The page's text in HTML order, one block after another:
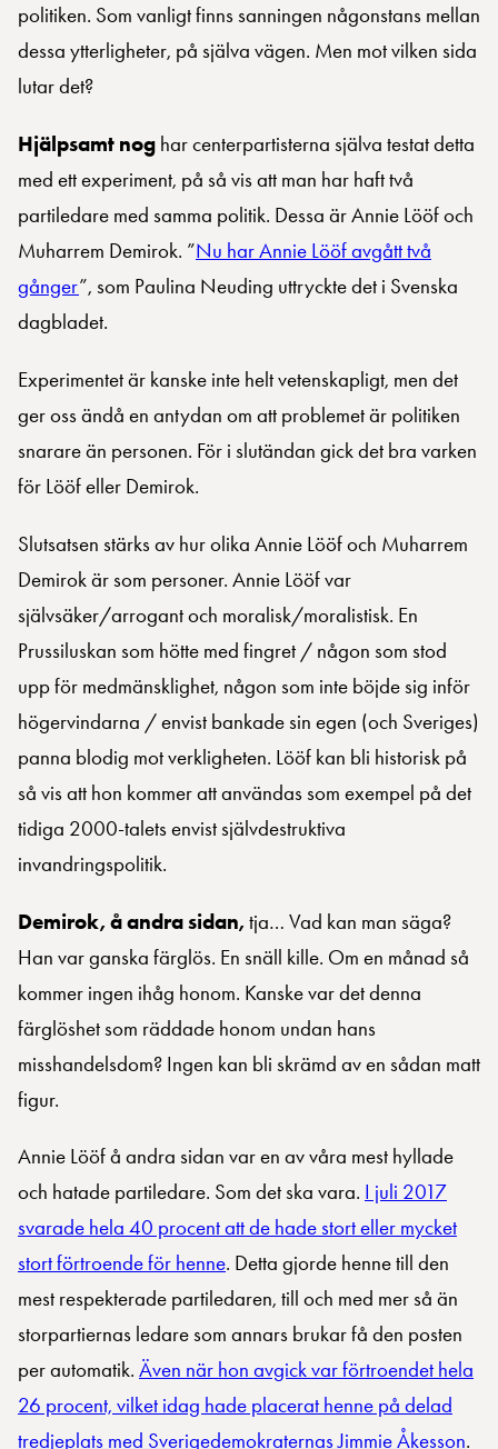
politiken. Som vanligt finns sanningen någonstans mellan
dessa ytterligheter, på själva vägen. Men mot vilken sida
lutar det?
Hjälpsamt nog har centerpartisterna själva testat detta
med ett experiment, på så vis att man har haft två
partiledare med samma politik. Dessa är Annie Lööf och
Muharrem Demirok. ”Nu har Annie Lööf avgått två
gånger”, som Paulina Neuding uttryckte det i Svenska
dagbladet.
Experimentet är kanske inte helt vetenskapligt, men det
ger oss ändå en antydan om att problemet är politiken
snarare än personen. För i slutändan gick det bra varken
för Lööf eller Demirok.
Slutsatsen stärks av hur olika Annie Lööf och Muharrem
Demirok är som personer. Annie Lööf var
självsäker/arrogant och moralisk/moralistisk. En
Prussiluskan som hötte med fingret / någon som stod
upp för medmänsklighet, någon som inte böjde sig inför
högervindarna / envist bankade sin egen (och Sveriges)
panna blodig mot verkligheten. Lööf kan bli historisk på
så vis att hon kommer att användas som exempel på det
tidiga 2000-talets envist självdestruktiva
invandringspolitik.
Demirok, å andra sidan,tja… Vad kan man säga?
Han var ganska färglös. En snäll kille. Om en månad så
kommer ingen ihåg honom. Kanske var det denna
färglöshet som räddade honom undan hans
misshandelsdom? Ingen kan bli skrämd av en sådan matt
figur.
Annie Lööf å andra sidan var en av våra mest hyllade
och hatade partiledare. Som det ska vara. I juli 2017
svarade hela 40 procent att de hade stort eller mycket
stort förtroende för henne. Detta gjorde henne till den
mest respekterade partiledaren, till och med mer så än
storpartiernas ledare som annars brukar få den posten
per automatik. Även när hon avgick var förtroendet hela
26 procent, vilket idag hade placerat henne på delad
tredjeplats med Sverigedemokraternas Jimmie Åkesson.